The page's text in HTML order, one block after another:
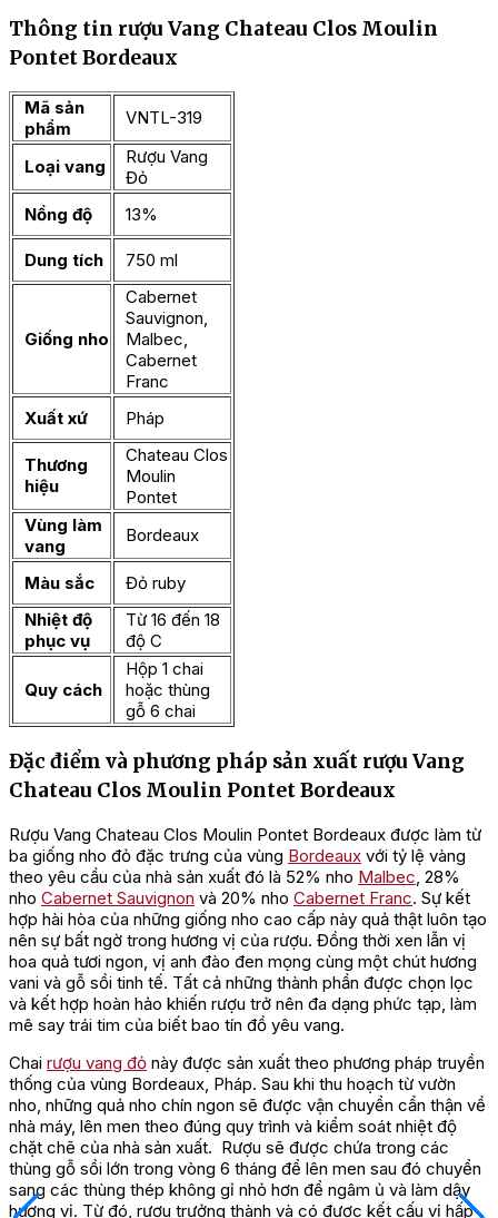
Thông tin rượu Vang Chateau Clos Moulin
Pontet Bordeaux
Mã sản
phẩm
VNTL-319
Loại vang
Rượu Vang
Đỏ
Nồng độ
13%
Dung tích 750 ml
Giống nho
Cabernet
Sauvignon,
Malbec,
Cabernet
Franc
Xuất xứ
Pháp
Thương
hiệu
Chateau Clos
Moulin
Pontet
Vùng làm
vang
Bordeaux
Màu sắc
Đỏ ruby
Nhiệt độ
phục vụ
Từ 16 đến 18
độ C
Quy cách
Hộp 1 chai
hoặc thùng
gỗ 6 chai
Đặc điểm và phương pháp sản xuất rượu Vang
Chateau Clos Moulin Pontet Bordeaux
Rượu Vang Chateau Clos Moulin Pontet Bordeaux được làm từ
ba giống nho đỏ đặc trưng của vùng Bordeaux với tỷ lệ vàng
theo yêu cầu của nhà sản xuất đó là 52% nho Malbec, 28%
nho Cabernet Sauvignon và 20% nho Cabernet Franc. Sự kết
hợp hài hòa của những giống nho cao cấp này quả thật luôn tạo
nên sự bất ngờ trong hương vị của rượu. Đồng thời xen lẫn vị
hoa quả tươi ngon, vị anh đào đen mọng cùng một chút hương
vani và gỗ sồi tinh tế. Tất cả những thành phần được chọn lọc
và kết hợp hoàn hảo khiến rượu trở nên đa dạng phức tạp, làm
mê say trái tim của biết bao tín đồ yêu vang.
Chai rượu vang đỏ này được sản xuất theo phương pháp truyền
thống của vùng Bordeaux, Pháp. Sau khi thu hoạch từ vườn
nho, những quả nho chín ngon sẽ được vận chuyển cẩn thận về
nhà máy, lên men theo đúng quy trình và kiểm soát nhiệt độ
chặt chẽ của nhà sản xuất. Rượu sẽ được chứa trong các
thùng gỗ sồi lớn trong vòng 6 tháng để lên men sau đó chuyển
sang các thùng thép không gỉ nhỏ hơn để ngâm ủ và làm dậy
hương vị. Từ đó, rượu trưởng thành và có được kết cấu vị hấp